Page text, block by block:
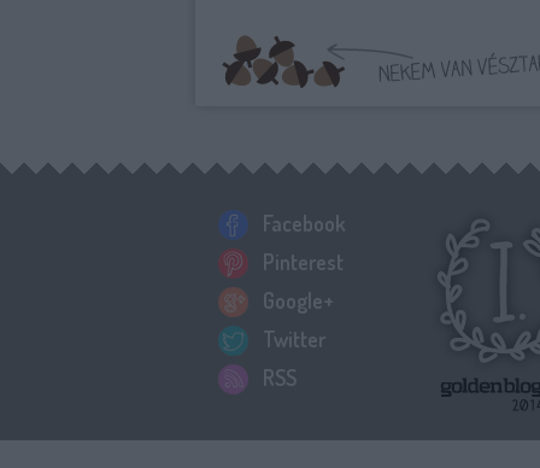
Facebook
Pinterest
Google+
Twitter
RSS